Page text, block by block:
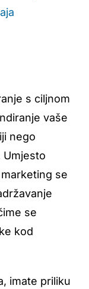
s ciljnom
vaše
nego
Umjesto
se
se
kod
imate priliku